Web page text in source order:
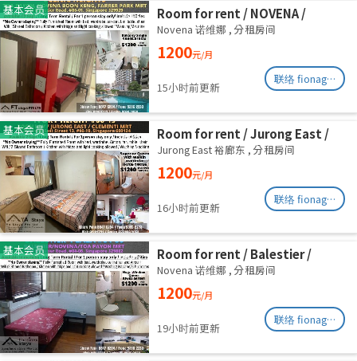
基本会员
Room for rent / NOVENA /
Common room / 1pax stay /
Available Sept 2
Novena 诺维娜 , 分租房间
1200元/月
15小时前更新
联络 fionag@transinex.com.sg
基本会员
Room for rent / Jurong East /
Common room / 1pax stay /
Available 2 Sept
Jurong East 裕廊东 , 分租房间
1200元/月
16小时前更新
联络 fionag@transinex.com.sg
基本会员
Room for rent / Balestier /
Common room / 1pax stay /
Available Immediately
Novena 诺维娜 , 分租房间
1200元/月
19小时前更新
联络 fionag@transinex.com.sg